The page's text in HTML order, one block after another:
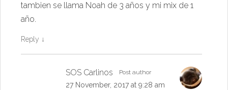
tambien se llama Noah de 3 años y mi mix de 1
año.
Reply ↓
SOS Carlinos Post author
27 November, 2017 at 9:28 am